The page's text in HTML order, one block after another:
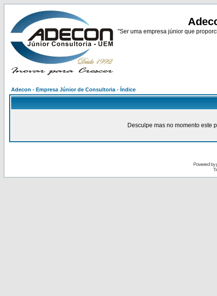
"Ser uma empresa júnior que
Adecon - Empresa Júnior de Consultoria - Índice
Desculpe mas no momento este
Powered by